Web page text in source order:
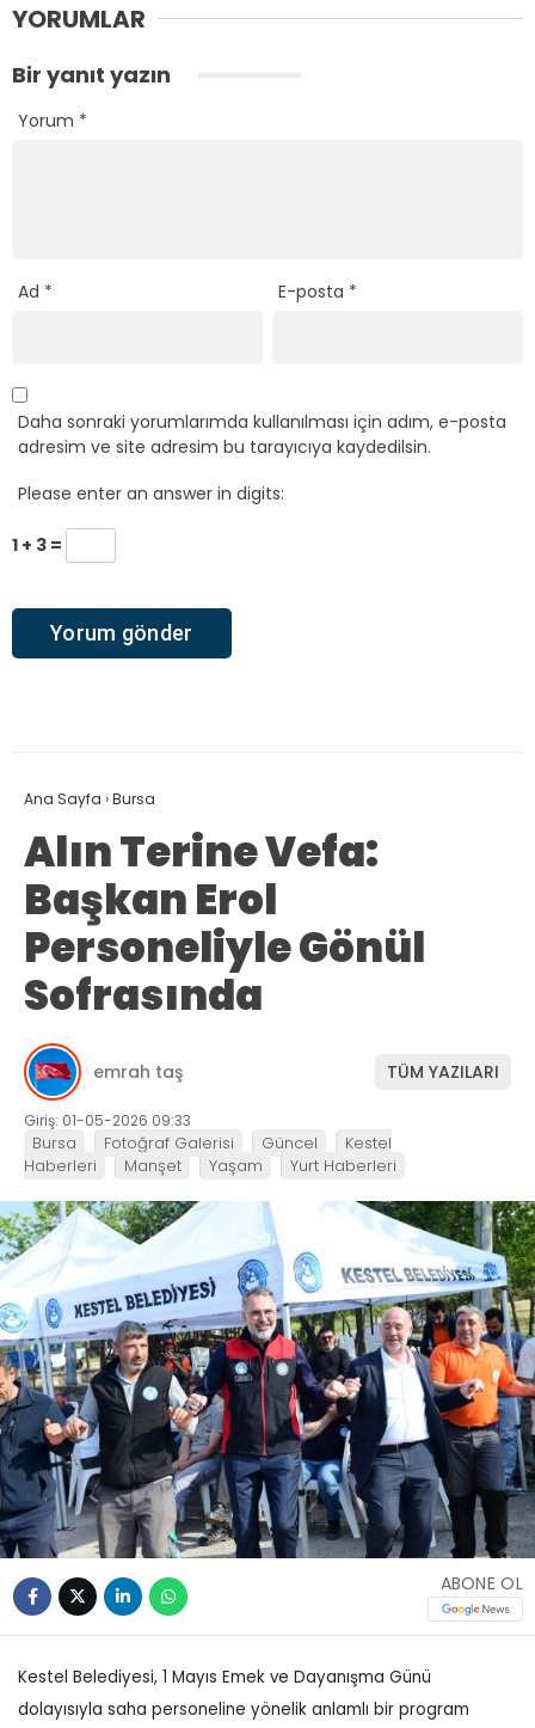
YORUMLAR
Bir yanıt yazın
Yorum *
Ad * E-posta *
Daha sonraki yorumlarımda kullanılması için adım, e-posta
adresim ve site adresim bu tarayıcıya kaydedilsin.
Please enter an answer in digits:
1 + 3 =
Ana Sayfa ›Bursa
Alın Terine Vefa:
Başkan Erol
Personeliyle Gönül
Sofrasında
emrah taş TÜM YAZILARI
Giriş: 01-05-2026 09:33
Bursa Fotoğraf Galerisi Güncel
Kestel
Haberleri
Manşet Yaşam Yurt Haberleri
ABONE OL
Kestel Belediyesi, 1 Mayıs Emek ve Dayanışma Günü
dolayısıyla saha personeline yönelik anlamlı bir program